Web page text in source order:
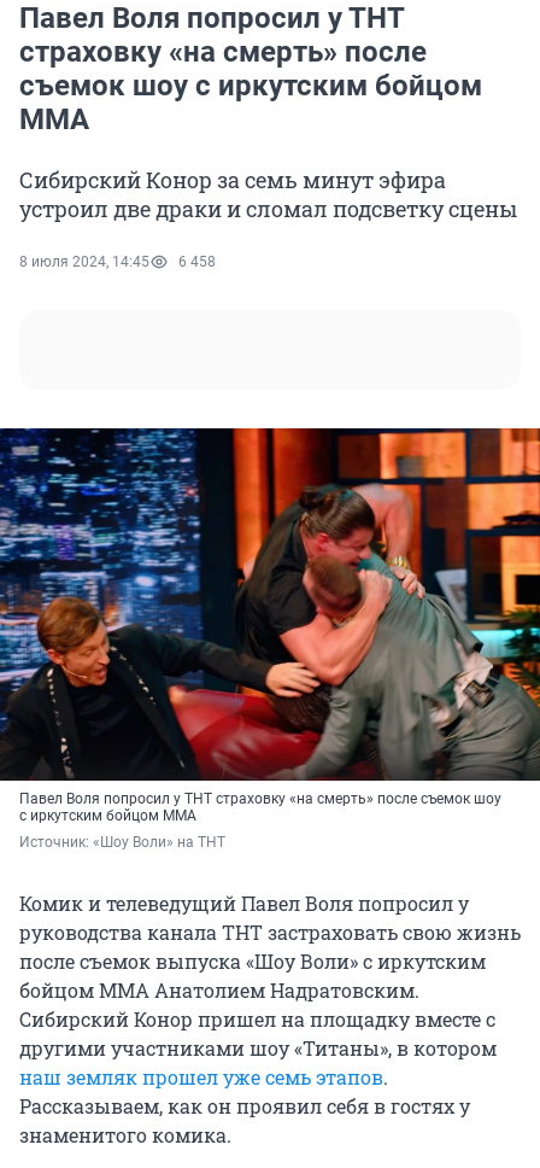
Павел Воля попросил у ТНТ
страховку «на смерть» после
съемок шоу с иркутским бойцом
ММА
Сибирский Конор за семь минут эфира
устроил две драки и сломал подсветку сцены
8 июля 2024, 14:45 6 458
Павел Воля попросил у ТНТ страховку «на смерть» после съемок шоу
с иркутским бойцом ММА
Источник: «Шоу Воли» на ТНТ
Комик и телеведущий Павел Воля попросил у
руководства канала ТНТ застраховать свою жизнь
после съемок выпуска «Шоу Воли» с иркутским
бойцом ММА Анатолием Надратовским.
Сибирский Конор пришел на площадку вместе с
другими участниками шоу «Титаны», в котором
наш земляк прошел уже семь этапов.
Рассказываем, как он проявил себя в гостях у
знаменитого комика.